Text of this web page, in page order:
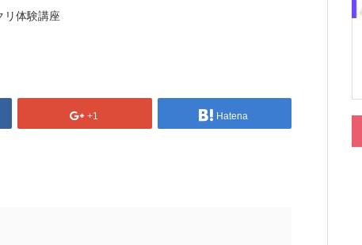
リ体験講座
+1 Hatena